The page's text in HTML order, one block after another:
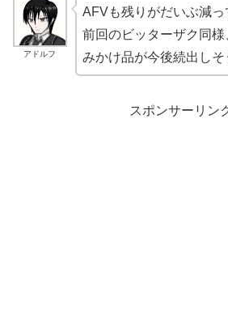
アドルフ
AFVも残りがだいぶ減っ
前回のビッターザク同
みかけ品が今後続出しそ
スポンサーリン